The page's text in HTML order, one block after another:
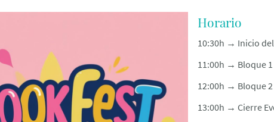
Horario
10:30h → Inicio
11:00h → Bloque 1
12:00h → Bloque 2
13:00h → Cierre